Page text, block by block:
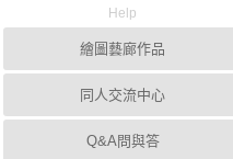
Help
繪圖藝廊作品
同人交流中心
Q&A問與答